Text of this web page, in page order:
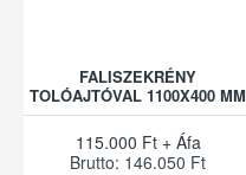
FALISZEKRÉNY
TOLÓAJTÓVAL 1100X400 MM
115.000 Ft + Áfa
Brutto: 146.050 Ft